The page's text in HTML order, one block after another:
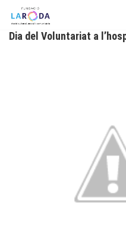
Skip to content
Dia del Voluntariat a